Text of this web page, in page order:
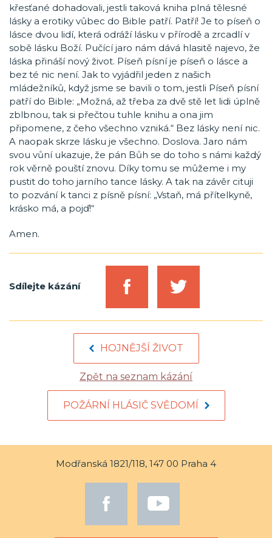
křesťané dohadovali, jestli taková kniha plná tělesné
lásky a erotiky vůbec do Bible patří. Patří! Je to píseň o
lásce dvou lidí, která odráží lásku v přírodě a zrcadlí v
sobě lásku Boží. Pučící jaro nám dává hlasitě najevo, že
láska přináší nový život. Píseň písní je píseň o lásce a
bez té nic není. Jak to vyjádřil jeden z našich
mládežníků, když jsme se bavili o tom, jestli Píseň písní
patří do Bible: „Možná, až třeba za dvě stě let lidi úplně
zblbnou, tak si přečtou tuhle knihu a ona jim
připomene, z čeho všechno vzniká.“ Bez lásky není nic.
A naopak skrze lásku je všechno. Doslova. Jaro nám
svou vůní ukazuje, že pán Bůh se do toho s námi každý
rok věrně pouští znovu. Díky tomu se můžeme i my
pustit do toho jarního tance lásky. A tak na závěr cituji
to pozvání k tanci z písně písní: „Vstaň, má přítelkyně,
krásko má, a pojď!“
Amen.
Sdílejte kázání
HOJNĚJŠÍ ŽIVOT
Zpět na seznam kázání
POŽÁRNÍ HLÁSIČ SVĚDOMÍ
Modřanská 1821/118, 147 00 Praha 4